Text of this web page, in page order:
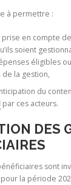
à permettre :
en compte
soient
éligibles
la gestion,
du
par ces acteurs.
DES
sont
la période